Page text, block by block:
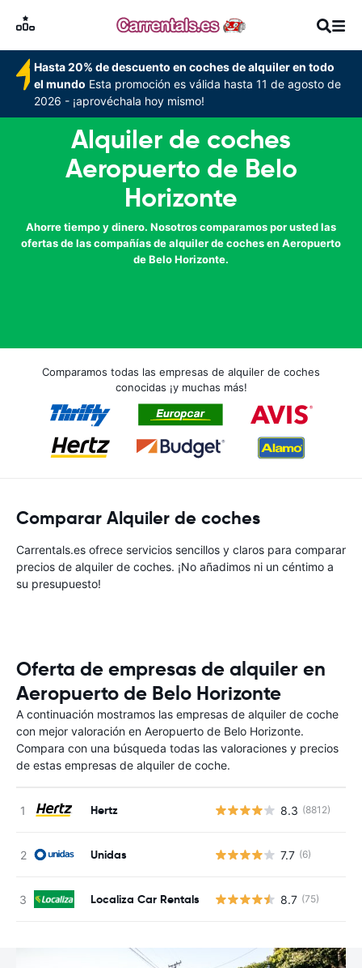
Hasta 20% de descuento en coches de alquiler en todo
el mundo Esta promoción es válida hasta 11 de agosto de
2026 - ¡aprovéchala hoy mismo!
Alquiler de coches
Aeropuerto de Belo
Horizonte
Ahorre tiempo y dinero. Nosotros comparamos por usted las
ofertas de las compañías de alquiler de coches en Aeropuerto
de Belo Horizonte.
Comparamos todas las empresas de alquiler de coches
conocidas ¡y muchas más!
Comparar Alquiler de coches
Carrentals.es ofrece servicios sencillos y claros para comparar
precios de alquiler de coches. ¡No añadimos ni un céntimo a
su presupuesto!
Oferta de empresas de alquiler en
Aeropuerto de Belo Horizonte
A continuación mostramos las empresas de alquiler de coche
con mejor valoración en Aeropuerto de Belo Horizonte.
Compara con una búsqueda todas las valoraciones y precios
de estas empresas de alquiler de coche.
Hertz 8.3 (8812)
Unidas 7.7 (6)
Localiza Car Rentals 8.7 (75)